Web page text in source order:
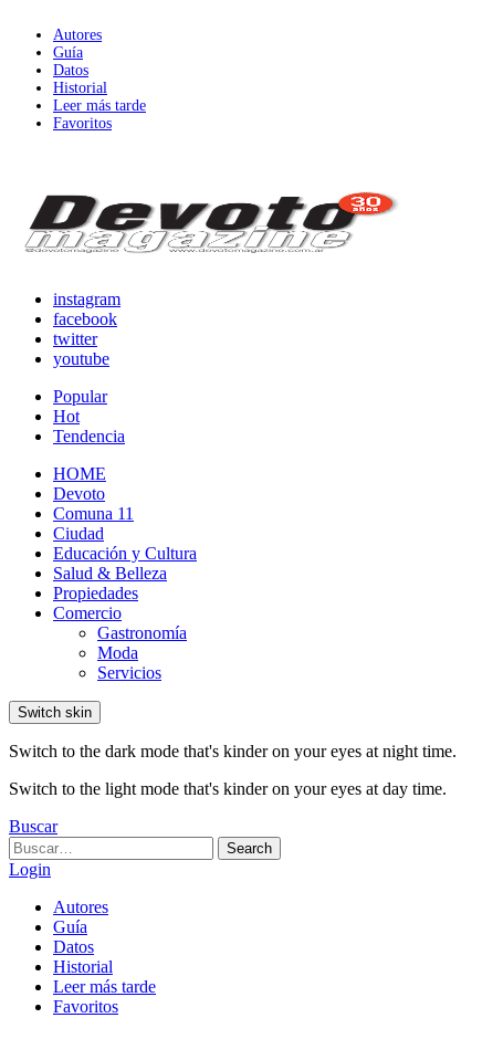
Autores
Guía
Datos
Historial
Leer más tarde
Favoritos
instagram
facebook
twitter
youtube
Popular
Hot
Tendencia
HOME
Devoto
Comuna 11
Ciudad
Educación y Cultura
Salud & Belleza
Propiedades
Comercio
Gastronomía
Moda
Servicios
Switch skin
Switch to the dark mode that's kinder on your eyes at night time.
Switch to the light mode that's kinder on your eyes at day time.
Buscar
Search
for:
Search
Login
Autores
Guía
Datos
Historial
Leer más tarde
Favoritos